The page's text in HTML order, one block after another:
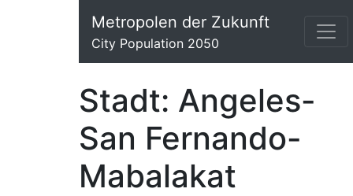
Metropolen der Zukunft
City Population 2050
Stadt: Angeles-
San Fernando-
Mabalakat